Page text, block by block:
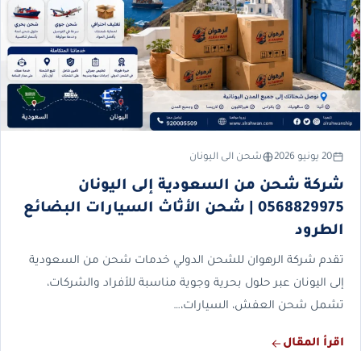
20 يونيو 2026 شحن الى اليونان
شركة شحن من السعودية إلى اليونان
0568829975 | شحن الأثاث السيارات البضائع
الطرود
تقدم شركة الرهوان للشحن الدولي خدمات شحن من السعودية
إلى اليونان عبر حلول بحرية وجوية مناسبة للأفراد والشركات،
تشمل شحن العفش، السيارات،…
اقرأ المقال